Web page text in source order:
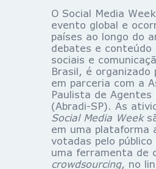
O Social Media
evento global e
países ao longo do
debates e conteúdo
sociais e
Brasil, é organizado
em parceria com a
Paulista de Agentes
(Abradi-SP). As
Social Media Week
em uma plataforma
votadas pelo público
uma ferramenta de
crowdsourcing, no